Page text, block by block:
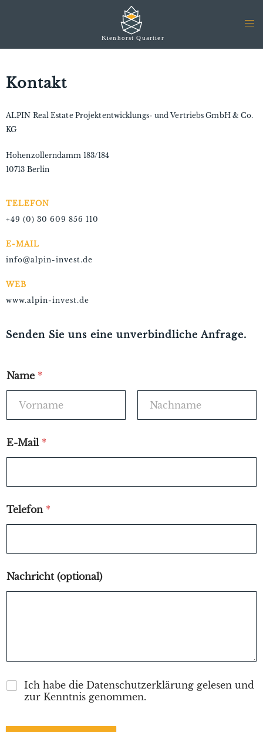
Kontakt
ALPIN Real Estate Projektentwicklungs- und Vertriebs GmbH & Co.
KG
Hohenzollerndamm 183/184
10713 Berlin
TELEFON
+49 (0) 30 609 856 110
E-MAIL
info@alpin-invest.de
WEB
www.alpin-invest.de
Senden Sie uns eine unverbindliche Anfrage.
Name *
E-Mail *
Telefon *
Nachricht (optional)
Ich habe die Datenschutzerklärung gelesen und
zur Kenntnis genommen.